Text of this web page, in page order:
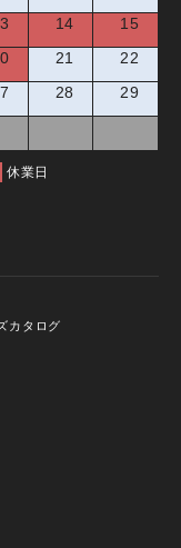
14 15
21 22
28 29
休業日
カタログ